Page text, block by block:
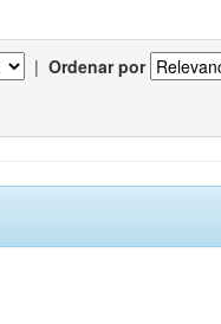
| Ordenar por